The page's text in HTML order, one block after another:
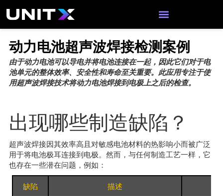
至
动力电池超声波焊接检测案例
由于动力电池可以导电并将电池连接在一起，因此它们对于电
池单元的整体效率、安全性和寿命至关重要。此应用专注于使
用超声波焊接技术将动力电池焊接到电极上之后的检查。
出现哪些制造缺陷？
超声波焊接因其效率高且对敏感电池材料的热影响小而被广泛
用于将电池极耳连接到电极。然而，与任何制造工艺一样，它
也存在一些潜在问题，例如：
缺陷 描述